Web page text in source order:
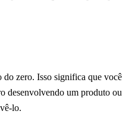
do zero. Isso significa que você
desenvolvendo um produto ou
lo.